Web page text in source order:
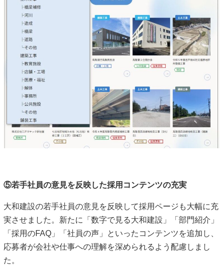
⑤若手社員の意見を反映した採用コンテンツの充実
大和建設の若手社員の意見を反映して採用ページも大幅に充
実させました。新たに「数字で見る大和建設」「部門紹介」
「採用のFAQ」「社員の声」といったコンテンツを追加し、
応募者が会社や仕事への理解を深められるよう配慮しまし
た。